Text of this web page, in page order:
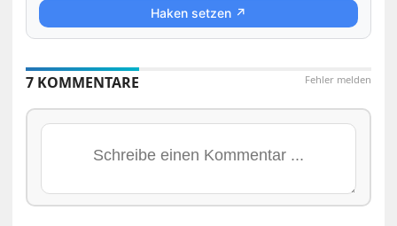
Haken setzen ↗
Fehler melden
7 KOMMENTARE